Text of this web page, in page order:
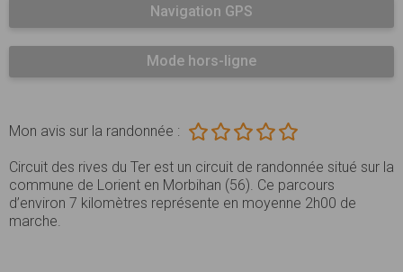
Navigation GPS
Mode hors-ligne
Mon avis sur la randonnée :
Circuit des rives du Ter est un circuit de randonnée situé sur la
commune de Lorient en Morbihan (56). Ce parcours
d’environ 7 kilomètres représente en moyenne 2h00 de
marche.